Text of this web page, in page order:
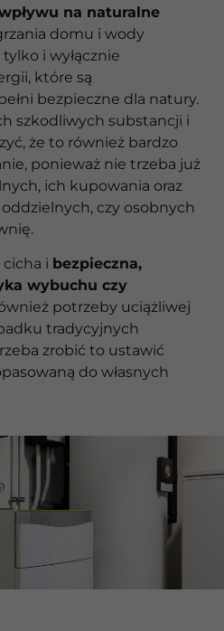
na naturalne
domu i wody
i wyłącznie
które są
bezpieczne dla natury.
szkodliwych substancji i
że to również bardzo
ponieważ nie trzeba już
ich kupowania oraz
czy osobnych
cicha i bezpieczna,
wybuchu czy
potrzeby uciążliwej
tradycyjnych
zrobić to ustawić
do własnych